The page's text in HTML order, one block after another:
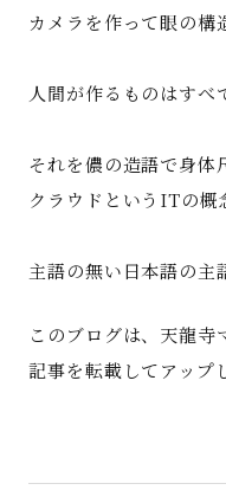
カメラを作って眼の構
人間が作るものはすべ
それを儂の造語で身体
クラウドというITの概
主語の無い日本語の主
このブログは、天龍
記事を転載してアップ